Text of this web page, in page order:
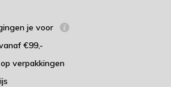
je voor
€99,-
verpakkingen